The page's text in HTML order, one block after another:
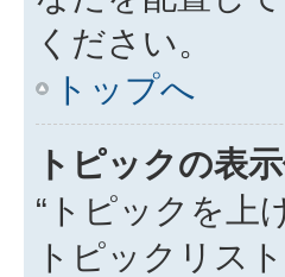
ください。
トップへ
トピックの表
“トピックを上
トピックリス